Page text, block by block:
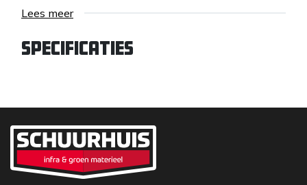
essenhouten steel bekend staat om zijn sterkte en
Lees meer
Specificaties